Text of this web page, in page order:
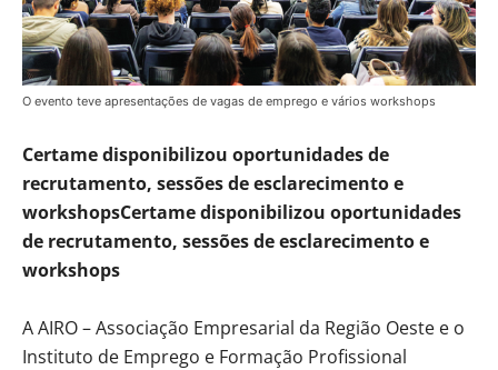
O evento teve apresentações de vagas de emprego e vários workshops
Certame disponibilizou oportunidades de
recrutamento, sessões de esclarecimento e
workshopsCertame disponibilizou oportunidades
de recrutamento, sessões de esclarecimento e
workshops
A AIRO – Associação Empresarial da Região Oeste e o
Instituto de Emprego e Formação Profissional